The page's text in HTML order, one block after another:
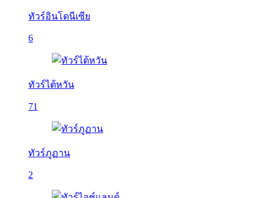
ทัวร์อินโดนีเซีย
6
ทัวร์ไต้หวัน
71
ทัวร์ภูฏาน
2